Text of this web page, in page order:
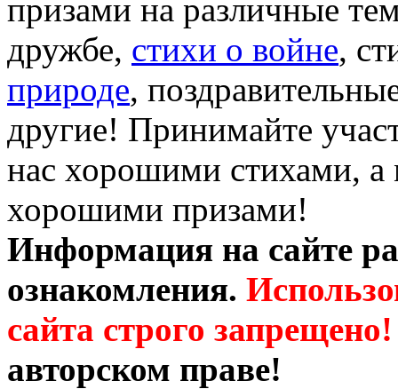
призами на различные
дружбе, стихи о войне,
природе,
другие! Принимайте
нас хорошими стихами, а
хорошими призами!
Информация на сайте
ознакомления.
сайта строго запрещено!
авторском праве!